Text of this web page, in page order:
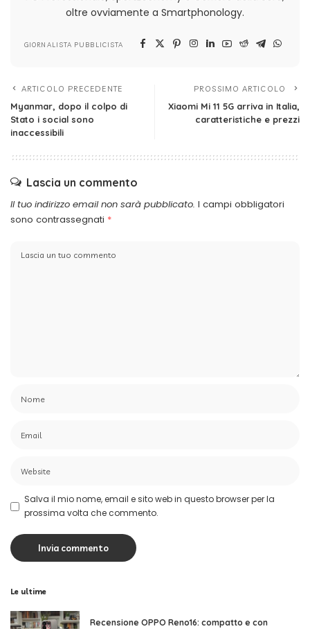
oltre ovviamente a Smartphonology.
GIORNALISTA PUBBLICISTA
ARTICOLO PRECEDENTE
Myanmar, dopo il colpo di
Stato i social sono
inaccessibili
PROSSIMO ARTICOLO
Xiaomi Mi 11 5G arriva in Italia,
caratteristiche e prezzi
Lascia un commento
Il tuo indirizzo email non sarà pubblicato. I campi obbligatori
sono contrassegnati *
Salva il mio nome, email e sito web in questo browser per la
prossima volta che commento.
Le ultime
Recensione OPPO Reno16: compatto e con